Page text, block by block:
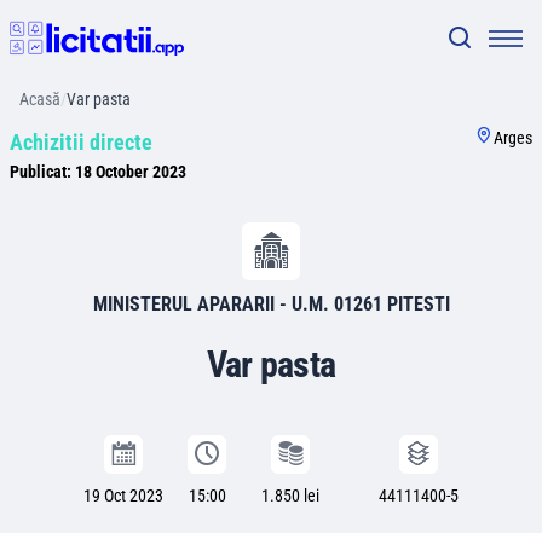
Acasă/Var pasta
Achizitii directe
Publicat: 18 October 2023
Arges
MINISTERUL APARARII - U.M. 01261 PITESTI
Var pasta
19 Oct 2023 15:00 1.850 lei 44111400-5